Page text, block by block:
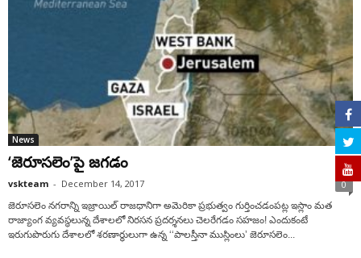
News
‘జెరూసలెం’పై జగడం
vskteam - December 14, 2017 0
జెరూసలెం నగరాన్ని ఇజ్రాయిల్ రాజధానిగా అమెరికా ప్రభుత్వం గుర్తించడంపట్ల ఇస్లాం మత
రాజ్యాంగ వ్యవస్థలున్న దేశాలలో నిరసన ప్రదర్శనలు చెలరేగడం సహజం! ఎందుకంటే
ఇరుగుపొరుగు దేశాలలో శరణార్థులుగా ఉన్న ‘‘పాలస్తీనా ముస్లింలు’ జెరూసలెం...